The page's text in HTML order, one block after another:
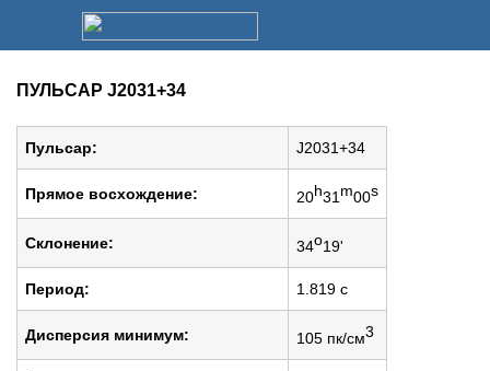
ПУЛЬСАР J2031+34
Пульсар: J2031+34
Прямое восхождение: 20h31 m00s
Cклонение: 34o19'
Период: 1.819 c
Дисперсия минимум: 105 пк/см3